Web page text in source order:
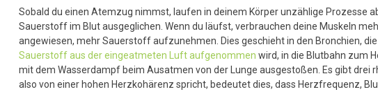
Sobald du einen Atemzug nimmst, laufen in deinem Körper unzählige Prozesse
Sauerstoff im Blut ausgeglichen. Wenn du läufst, verbrauchen deine Muskeln
angewiesen, mehr Sauerstoff aufzunehmen. Dies geschieht in den Bronchien,
Sauerstoff aus der eingeatmeten Luft aufgenommen wird, in die Blutbahn zum
mit dem Wasserdampf beim Ausatmen von der Lunge ausgestoßen. Es gibt
also von einer hohen Herzkohärenz spricht, bedeutet dies, dass Herzfrequenz,